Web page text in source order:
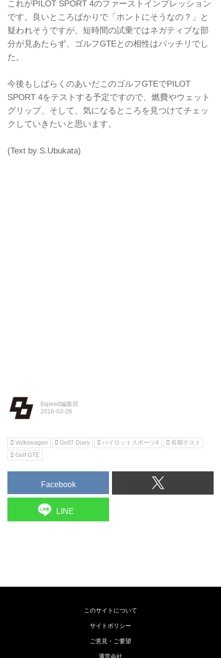
これがPILOT SPORT 4のファーストインプレッション
です。良いところばかりで「ホントにそうなの？」と
疑われそうですが、短時間の試乗ではネガティブな部
分が見あたらず、ゴルフGTEとの相性はバッチリでし
た。
今後もしばらくのあいだこのゴルフGTEでPILOT
SPORT 4をテストする予定ですので、燃費やウェット
グリップ、そして、気になるところを見つけてチェッ
クしていきたいと思います。
(Text by S.Ubukata)
8speed編集部
Volkswagen Golf7 Diary パイロットスポーツ4
長期テスト
Golf GTE
Facebook
LINE
このサイトについて
サイトポリシー
ご意見・ご要望
運営会社